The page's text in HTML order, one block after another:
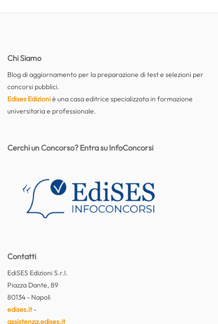
Chi Siamo
Blog di aggiornamento per la preparazione di test e selezioni per
concorsi pubblici.
Edises Edizioniè una casa editrice specializzata in formazione
universitaria e professionale.
Contatti
EdiSES Edizioni S.r.l.
Piazza Dante, 89
80134 - Napoli
edises.it-
assistenza.edises.it
Cerchi un Concorso? Entra su InfoConcorsi